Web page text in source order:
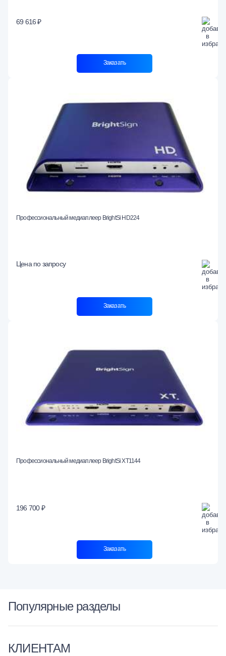
69 616 ₽
Заказать
Профессиональный медиаплеер BrightSi HD224
Цена по запросу
Заказать
Профессиональный медиаплеер BrightSi XT1144
196 700 ₽
Заказать
Популярные разделы
КЛИЕНТАМ